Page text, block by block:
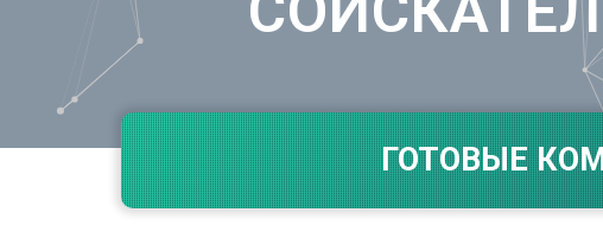
Волгоград
Екатеринбург
И
Иваново
ГОТОВЫЕ